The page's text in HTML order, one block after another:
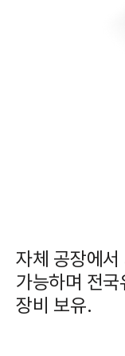
자체 공장에
가능하며 전
장비 보유.